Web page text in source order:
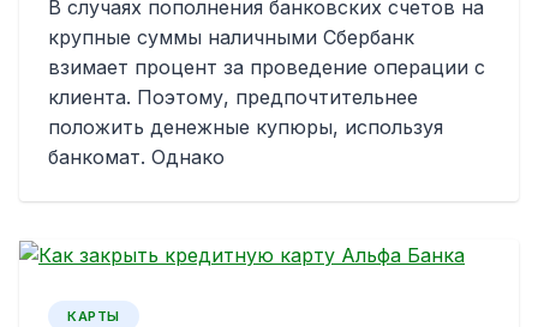
В случаях пополнения банковских счетов на
крупные суммы наличными Сбербанк
взимает процент за проведение операции с
клиента. Поэтому, предпочтительнее
положить денежные купюры, используя
банкомат. Однако
КАРТЫ